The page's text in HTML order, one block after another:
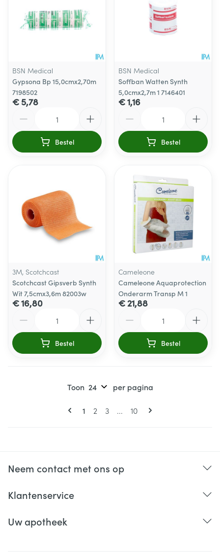
BSN Medical
Gypsona Bp 15,0cmx2,70m
7198502
€ 5,78
Bestel
BSN Medical
Soffban Watten Synth
5,0cmx2,7m 1 7146401
€ 1,16
Bestel
3M, Scotchcast
Scotchcast Gipsverb Synth
Wit 7,5cmx3,6m 82003w
€ 16,80
Bestel
Cameleone
Cameleone Aquaprotection
Onderarm Transp M 1
€ 21,88
Bestel
Pagina's
U lees momenteel pagina
1 Pagina
2 Pagina
3 ... Pagina
10
Toon per pagina
Neem contact met ons op
Klantenservice
Uw apotheek